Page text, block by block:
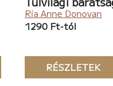
Ria Anne Donovan
1290 Ft-tól
RÉSZLETEK